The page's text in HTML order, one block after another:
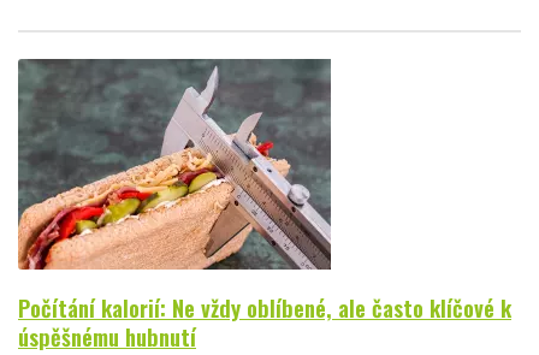
Počítání kalorií: Ne vždy oblíbené, ale často klíčové k
úspěšnému hubnutí